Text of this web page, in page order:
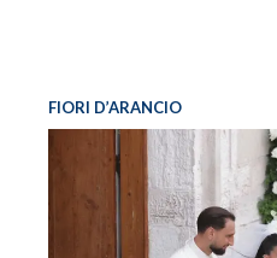
FIORI D’ARANCIO